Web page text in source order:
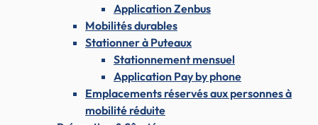
Application Zenbus
Mobilités durables
Stationner à Puteaux
Stationnement mensuel
Application Pay by phone
Emplacements réservés aux personnes à
mobilité réduite